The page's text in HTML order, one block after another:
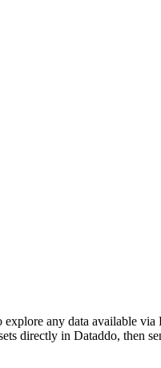
explore any data available
directly in Dataddo, then